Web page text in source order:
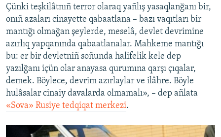
Çünki teşkilâtnıñ terror olaraq yañlış yasaqlanğanı bir,
onıñ azaları cinayette qabaatlana – bazı vaqıtları bir
mantığı olmağan şeylerde, meselâ, devlet devrimine
azırlıq yapqanında qabaatlanalar. Mahkeme mantığı
bu: er bir devletniñ soñunda halifelik kele dep
yazılğanı içün olar anayasa qurumına qarşı çıqalar,
demek. Böylece, devrim azırlaylar ve ilâhre. Böyle
hulâsalar cinaiy davalarda olmamalı», – dep añlata
«Sova» Rusiye tedqiqat merkezi.